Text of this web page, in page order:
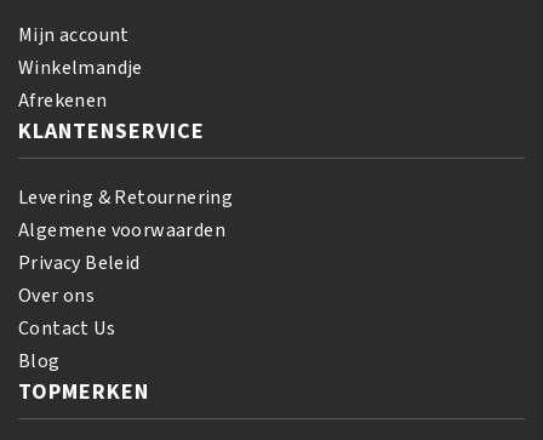
Mijn account
Winkelmandje
Afrekenen
KLANTENSERVICE
Levering & Retournering
Algemene voorwaarden
Privacy Beleid
Over ons
Contact Us
Blog
TOPMERKEN